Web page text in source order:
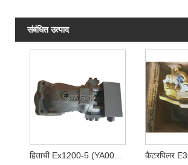
संबंधित उत्पाद